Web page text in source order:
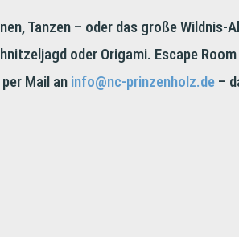
Tanzen – oder das große
oder Origami. Escape
Mail an info@nc-prinzenholz.de –